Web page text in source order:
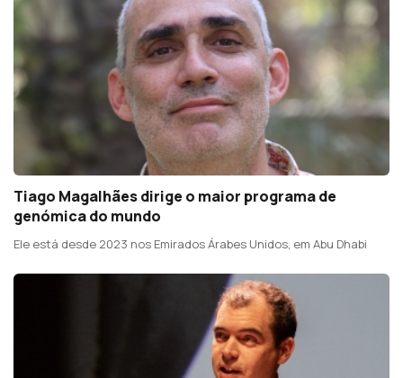
Tiago Magalhães dirige o maior programa de
genómica do mundo
Ele está desde 2023 nos Emirados Árabes Unidos, em Abu Dhabi